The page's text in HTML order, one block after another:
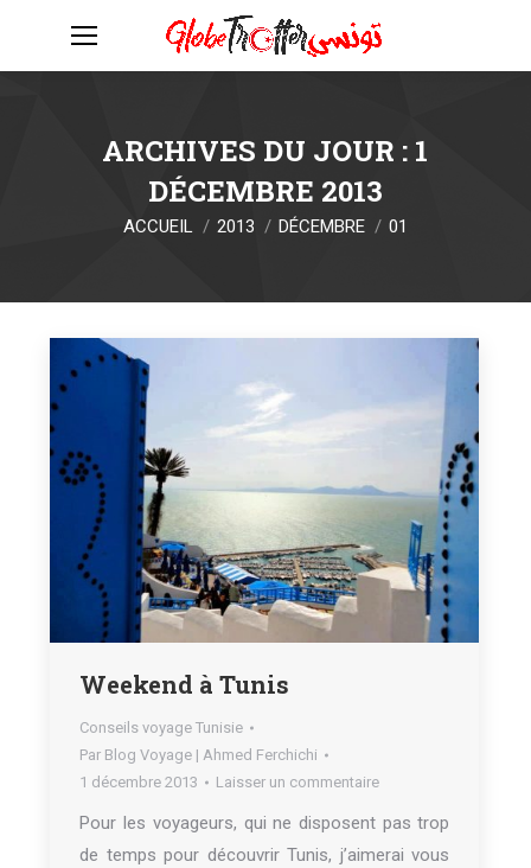
ARCHIVES DU JOUR : 1
DÉCEMBRE 2013
Vous êtes ici :ACCUEIL 2013 DÉCEMBRE 01
Weekend à Tunis
Conseils voyage Tunisie
Par Blog Voyage | Ahmed Ferchichi
1 décembre 2013
Laisser un commentaire
Pour les voyageurs, qui ne disposent pas trop
de temps pour découvrir Tunis, j’aimerai vous